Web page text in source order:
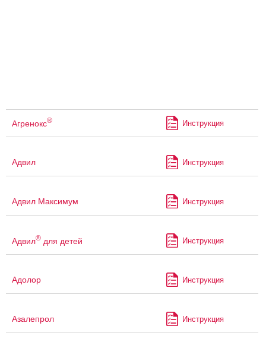
Агренокс® Инструкция
Адвил Инструкция
Адвил Максимум Инструкция
Адвил® для детей Инструкция
Адолор Инструкция
Азалепрол Инструкция